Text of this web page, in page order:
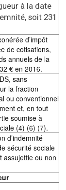
à la date
soit 231
d’impôt
de cotisations,
annuels de la
€ en 2016.
sans
la fraction
ou conventionnel
et, en tout
soumise à
(4) (6) (7).
d’indemnité
sécurité sociale
assujettie ou non